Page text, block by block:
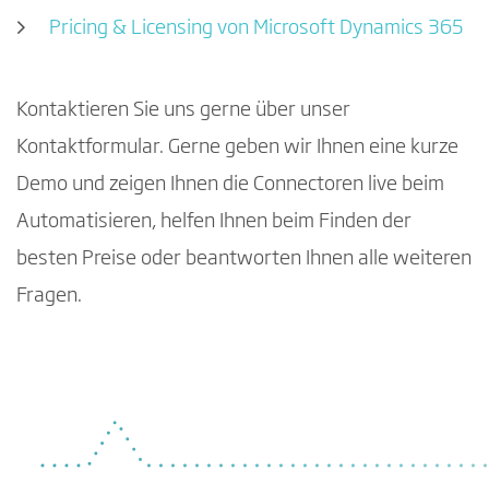
Pricing & Licensing von Microsoft Dynamics 365
Kontaktieren Sie uns gerne über unser
Kontaktformular. Gerne geben wir Ihnen eine kurze
Demo und zeigen Ihnen die Connectoren live beim
Automatisieren, helfen Ihnen beim Finden der
besten Preise oder beantworten Ihnen alle weiteren
Fragen.